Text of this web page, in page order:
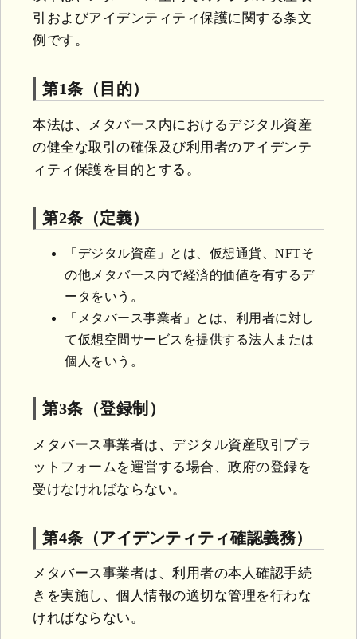
引およびアイデンティティ保護に関する条文
例です。
第1条（目的）
本法は、メタバース内におけるデジタル資産
の健全な取引の確保及び利用者のアイデンテ
ィティ保護を目的とする。
第2条（定義）
「デジタル資産」とは、仮想通貨、NFTそ
の他メタバース内で経済的価値を有するデ
ータをいう。
「メタバース事業者」とは、利用者に対し
て仮想空間サービスを提供する法人または
個人をいう。
第3条（登録制）
メタバース事業者は、デジタル資産取引プラ
ットフォームを運営する場合、政府の登録を
受けなければならない。
第4条（アイデンティティ確認義務）
メタバース事業者は、利用者の本人確認手続
きを実施し、個人情報の適切な管理を行わな
ければならない。